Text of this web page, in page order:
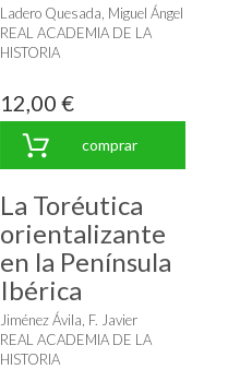
Ladero Quesada, Miguel Ángel
REAL ACADEMIA DE LA
HISTORIA
12,00 €
comprar
La Toréutica
orientalizante
en la Península
Ibérica
Jiménez Ávila, F. Javier
REAL ACADEMIA DE LA
HISTORIA